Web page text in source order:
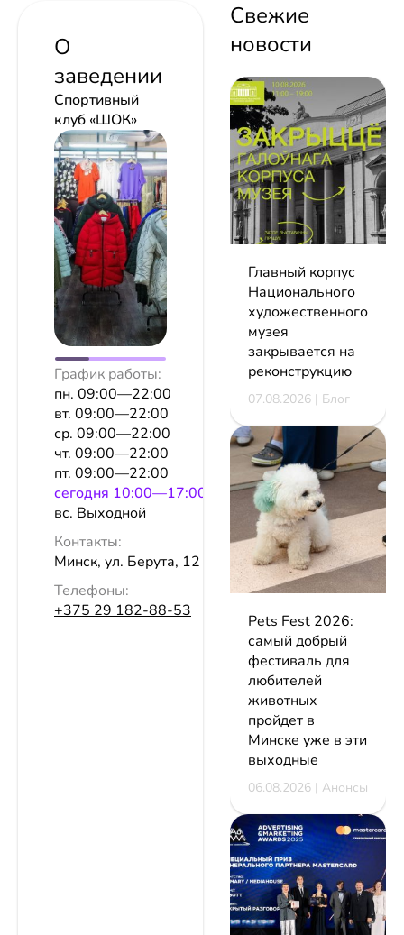
О
заведении
Спортивный
клуб «ШОК»
График работы:
пн. 09:00—22:00
вт. 09:00—22:00
ср. 09:00—22:00
чт. 09:00—22:00
пт. 09:00—22:00
сeгодня 10:00—17:00
вс. Выходной
Контакты:
Минск, ул. Берута, 12
Телефоны:
+375 29 182-88-53
Свежие
новости
Главный корпус
Национального
художественного
музея
закрывается на
реконструкцию
07.08.2026 | Блог
Pets Fest 2026:
самый добрый
фестиваль для
любителей
животных
пройдет в
Минске уже в эти
выходные
06.08.2026 | Анонсы